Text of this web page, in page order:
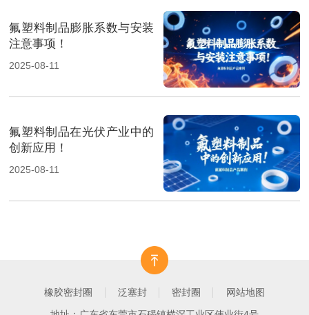
氟塑料制品膨胀系数与安装
注意事项！
2025-08-11
氟塑料制品在光伏产业中的
创新应用！
2025-08-11
橡胶密封圈 泛塞封 密封圈 网站地图